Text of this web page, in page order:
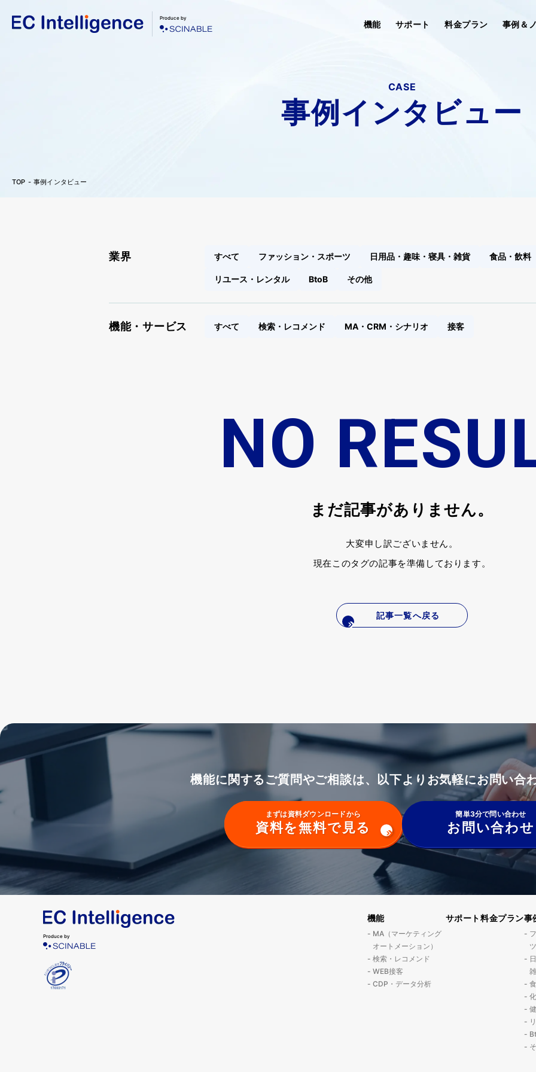
Produce by
機能 サポート 料金プラン 事例＆
CASE
事例インタビュー
TOP 事例インタビュー
業界 すべて ファッション・スポーツ 日用品・趣味・寝具・雑貨 食品・飲料
リユース・レンタル BtoB その他
機能・サービス すべて 検索・レコメンド MA・CRM・シナリオ 接客
NO
まだ記事がありません。
大変申し訳ございません。
現在このタグの記事を準備しております。
記事一覧へ戻る
機能に関するご質問やご相談は、以下よりお気軽にお問い合
まずは資料ダウンロードから
資料を無料で見る
簡単3分で問い合わせ
お問い合わせ
Produce by
機能
MA（マーケティング
オートメーション）
検索・レコメンド
WEB接客
CDP・データ分析
サポート料金プラン事
ツ